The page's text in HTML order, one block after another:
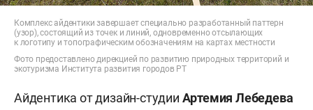
Комплекс айдентики завершает специально разработанный паттерн
(узор), состоящий из точек и линий, одновременно отсылающих
к логотипу и топографическим обозначениям на картах местности
Фото предоставлено дирекцией по развитию природных территорий и
экотуризма Института развития городов РТ
Айдентика от дизайн-студии Артемия Лебедева